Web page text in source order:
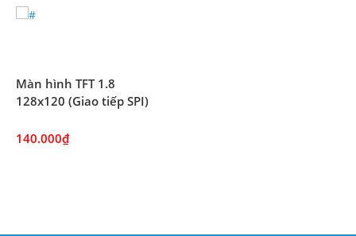
Màn hình TFT 1.8
128x120 (Giao tiếp SPI)
140.000₫